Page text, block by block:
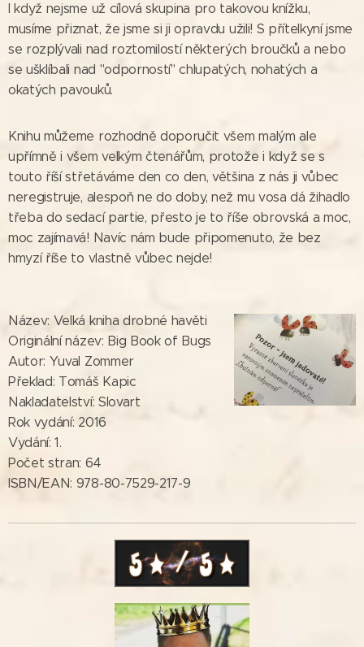
I když nejsme už cílová skupina pro takovou knížku,
musíme přiznat, že jsme si ji opravdu užili! S přítelkyní jsme
se rozplývali nad roztomilostí některých broučků a nebo
se ušklíbali nad "odporností" chlupatých, nohatých a
okatých pavouků.
Knihu můžeme rozhodně doporučit všem malým ale
upřímně i všem velkým čtenářům, protože i když se s
touto říší střetáváme den co den, většina z nás ji vůbec
neregistruje, alespoň ne do doby, než mu vosa dá žihadlo
třeba do sedací partie, přesto je to říše obrovská a moc,
moc zajímavá! Navíc nám bude připomenuto, že bez
hmyzí říše to vlastně vůbec nejde!
Název: Velká kniha drobné havěti
Originální název: Big Book of Bugs
Autor: Yuval Zommer
Překlad: Tomáš Kapic
Nakladatelství: Slovart
Rok vydání: 2016
Vydání: 1.
Počet stran: 64
ISBN/EAN: 978-80-7529-217-9